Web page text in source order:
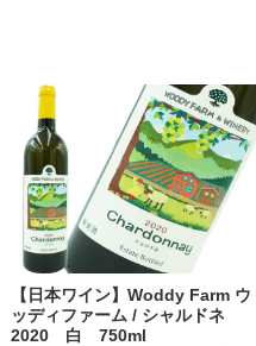
【日本ワイン】Woddy Farm ウ
ッディファーム / シャルドネ
2020 白 750ml